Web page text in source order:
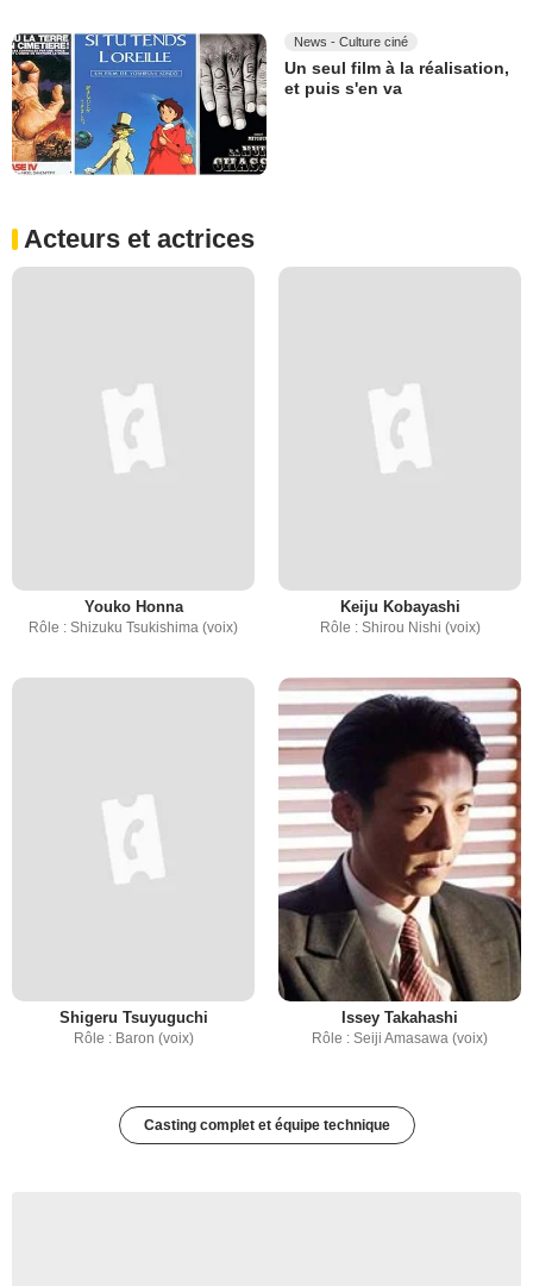
News - Culture ciné
Un seul film à la réalisation,
et puis s'en va
Acteurs et actrices
Youko Honna
Rôle : Shizuku Tsukishima (voix)
Keiju Kobayashi
Rôle : Shirou Nishi (voix)
Shigeru Tsuyuguchi
Rôle : Baron (voix)
Issey Takahashi
Rôle : Seiji Amasawa (voix)
Casting complet et équipe technique